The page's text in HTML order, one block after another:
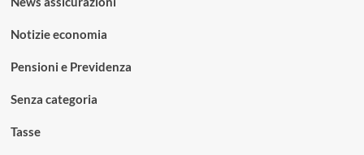
Notizie economia
Pensioni e Previdenza
Senza categoria
Tasse